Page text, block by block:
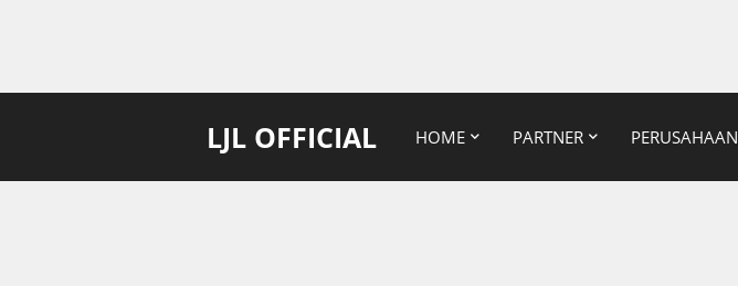
LJL OFFICIAL HOME PARTNER PERUSAHAAN